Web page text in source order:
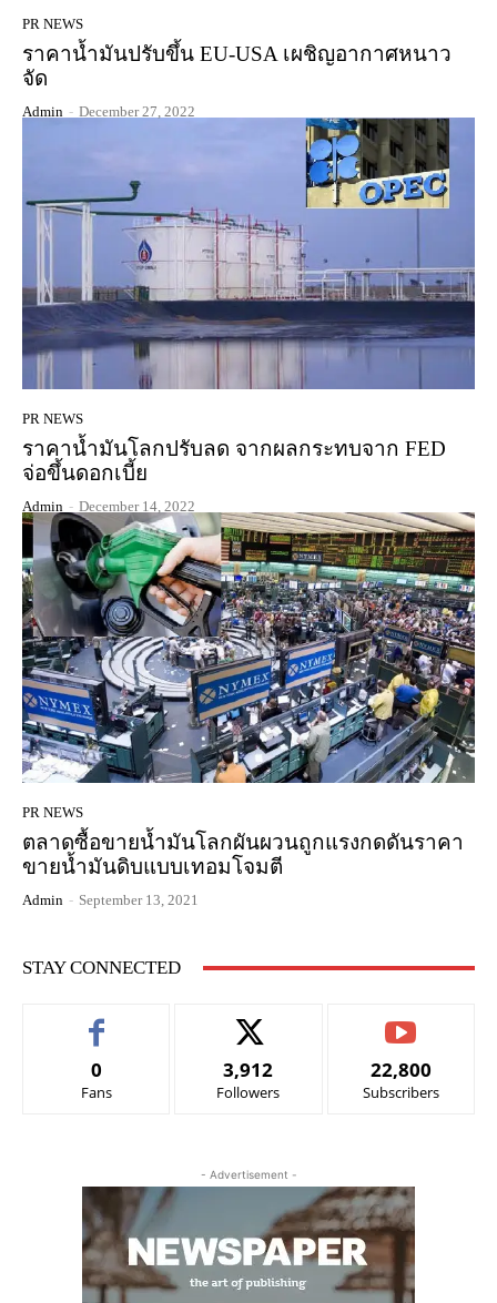
PR NEWS
ราคาน้ำมันปรับขึ้น EU-USA เผชิญอากาศหนาว
จัด
Admin - December 27, 2022
PR NEWS
ราคาน้ำมันโลกปรับลด จากผลกระทบจาก FED
จ่อขึ้นดอกเบี้ย
Admin - December 14, 2022
PR NEWS
ตลาดซื้อขายน้ำมันโลกผันผวนถูกแรงกดดันราคา
ขายน้ำมันดิบแบบเทอมโจมตี
Admin - September 13, 2021
STAY CONNECTED
0
Fans
3,912
Followers
22,800
Subscribers
- Advertisement -